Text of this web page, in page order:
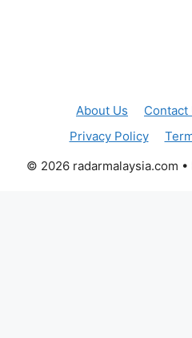
About Us Contact
Privacy Policy
© 2026 radarmalaysia.com